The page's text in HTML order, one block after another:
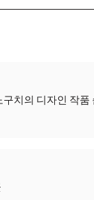
치의 디자인 작품